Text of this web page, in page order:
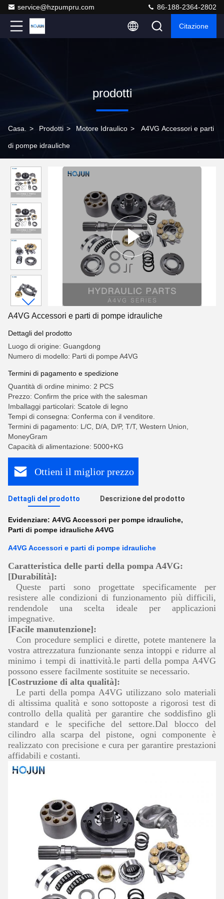
service@hzpumpru.com 86-188-2364-2802
Citazione
prodotti
Casa. > Prodotti > Motore Idraulico > A4VG Accessori e parti
di pompe idrauliche
A4VG Accessori e parti di pompe idrauliche
Dettagli del prodotto
Luogo di origine: Guangdong
Numero di modello: Parti di pompe A4VG
Termini di pagamento e spedizione
Quantità di ordine minimo: 2 PCS
Prezzo: Confirm the price with the salesman
Imballaggi particolari: Scatole di legno
Tempi di consegna: Conferma con il venditore.
Termini di pagamento: L/C, D/A, D/P, T/T, Western Union,
MoneyGram
Capacità di alimentazione: 5000+KG
Ottieni il miglior prezzo
Dettagli del prodotto Descrizione del prodotto
Evidenziare: A4VG Accessori per pompe idrauliche,
Parti di pompe idrauliche A4VG
A4VG Accessori e parti di pompe idrauliche
Caratteristica delle parti della pompa A4VG:
[Durabilità]:
Queste parti sono progettate specificamente per
resistere alle condizioni di funzionamento più difficili,
rendendole una scelta ideale per applicazioni
impegnative.
[Facile manutenzione]:
Con procedure semplici e dirette, potete mantenere la
vostra attrezzatura funzionante senza intoppi e ridurre al
minimo i tempi di inattività.le parti della pompa A4VG
possono essere facilmente sostituite se necessario.
[Costruzione di alta qualità]:
Le parti della pompa A4VG utilizzano solo materiali
di altissima qualità e sono sottoposte a rigorosi test di
controllo della qualità per garantire che soddisfino gli
standard e le specifiche del settore.Dal blocco del
cilindro alla scarpa del pistone, ogni componente è
realizzato con precisione e cura per garantire prestazioni
affidabili e costanti.